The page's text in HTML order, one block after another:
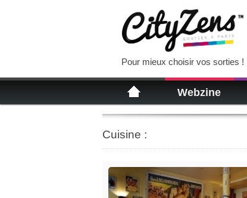
Pour mieux choisir vos sorties !
Webzine
Cuisine :